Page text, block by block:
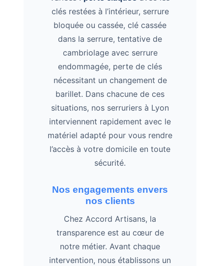
clés restées à l’intérieur, serrure
bloquée ou cassée, clé cassée
dans la serrure, tentative de
cambriolage avec serrure
endommagée, perte de clés
nécessitant un changement de
barillet. Dans chacune de ces
situations, nos serruriers à Lyon
interviennent rapidement avec le
matériel adapté pour vous rendre
l’accès à votre domicile en toute
sécurité.
Nos engagements envers
nos clients
Chez Accord Artisans, la
transparence est au cœur de
notre métier. Avant chaque
intervention, nous établissons un